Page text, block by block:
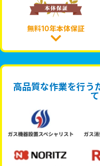
無料10年本体保証
高品質な作業を行う